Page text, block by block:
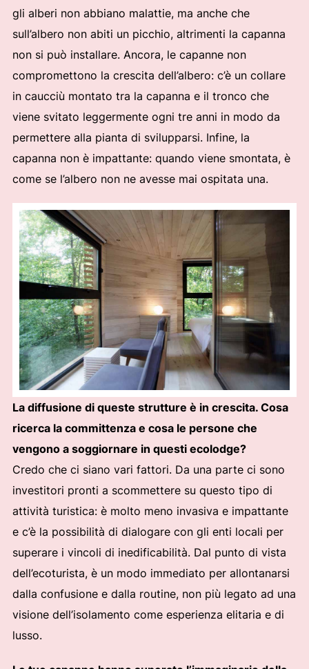
gli alberi non abbiano malattie, ma anche che
sull’albero non abiti un picchio, altrimenti la capanna
non si può installare. Ancora, le capanne non
compromettono la crescita dell’albero: c’è un collare
in caucciù montato tra la capanna e il tronco che
viene svitato leggermente ogni tre anni in modo da
permettere alla pianta di svilupparsi. Infine, la
capanna non è impattante: quando viene smontata, è
come se l’albero non ne avesse mai ospitata una.
La diffusione di queste strutture è in crescita. Cosa
ricerca la committenza e cosa le persone che
vengono a soggiornare in questi ecolodge?
Credo che ci siano vari fattori. Da una parte ci sono
investitori pronti a scommettere su questo tipo di
attività turistica: è molto meno invasiva e impattante
e c’è la possibilità di dialogare con gli enti locali per
superare i vincoli di inedificabilità. Dal punto di vista
dell’ecoturista, è un modo immediato per allontanarsi
dalla confusione e dalla routine, non più legato ad una
visione dell’isolamento come esperienza elitaria e di
lusso.